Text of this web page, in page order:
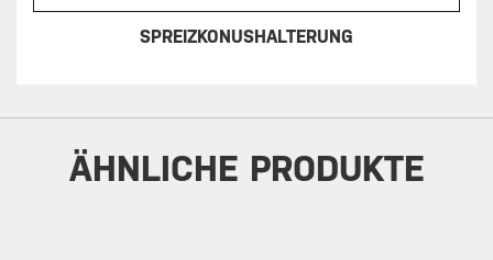
SPREIZKONUSHALTERUNG
ÄHNLICHE PRODUKTE